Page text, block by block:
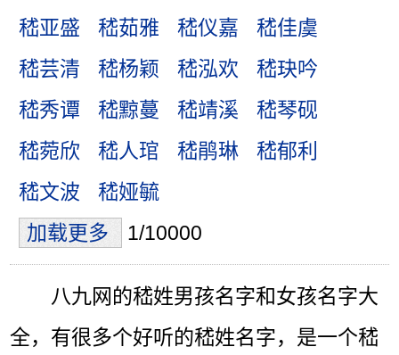
嵇亚盛
嵇茹雅 嵇仪嘉
嵇佳虞
嵇芸清
嵇杨颖 嵇泓欢
嵇玦吟
嵇秀谭
嵇黥蔓 嵇靖溪
嵇琴砚
嵇菀欣
嵇人琯 嵇鹃琳
嵇郁利
嵇文波
嵇娅毓
加载更多
1/10000
八九网的嵇姓男孩名字和女孩名字大
全，有很多个好听的嵇姓名字，是一个嵇